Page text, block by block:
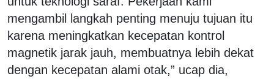
mengambil langkah penting menuju tujuan itu
karena meningkatkan kecepatan kontrol
magnetik jarak jauh, membuatnya lebih dekat
dengan kecepatan alami otak,” ucap dia,